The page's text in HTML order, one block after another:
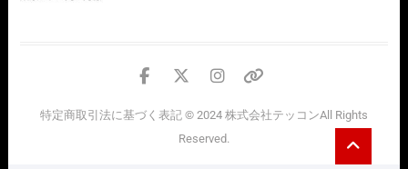
facebook
twitter
instagram
情
特定商取引法に基づく表記© 2024 株式会社テッコンAll Rights
Reserved.
to